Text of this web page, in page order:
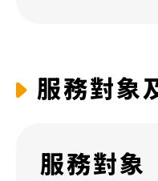
服務對象
服務對象